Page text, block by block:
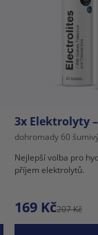
3x Elektrolyty
dohromady 60
Nejlepší volba pro
příjem elektrolytů.
169 Kč207 Kč